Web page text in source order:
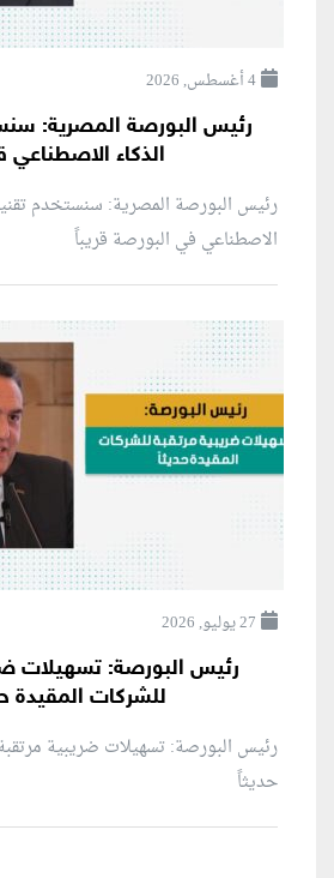
4 أغسطس, 2026
رئيس البورصة المصرية:
الذكاء الاصطناعي
رئيس البورصة المصرية: سنستخدم
الاصطناعي في البورصة قريباً
27 يوليو, 2026
رئيس البورصة: تسهيلات
للشركات المقيدة
رئيس البورصة: تسهيلات ضريبية
حديثاً